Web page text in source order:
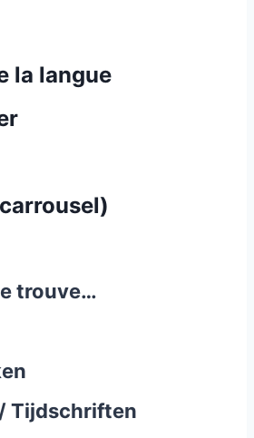
la langue
trouve…
Tijdschriften